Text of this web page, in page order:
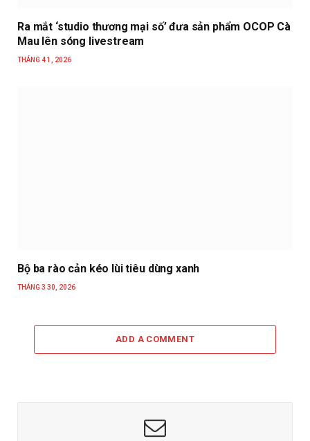
Ra mắt ‘studio thương mại số’ đưa sản phẩm OCOP Cà
Mau lên sóng livestream
THÁNG 4 1, 2026
Bộ ba rào cản kéo lùi tiêu dùng xanh
THÁNG 3 30, 2026
ADD A COMMENT